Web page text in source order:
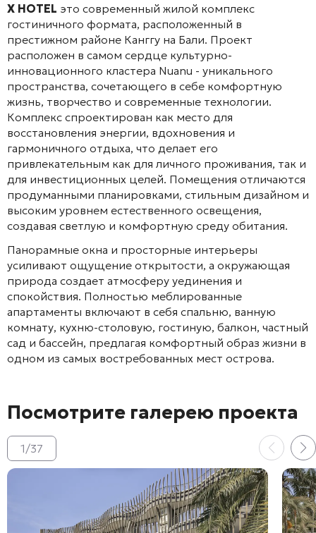
X HOTEL это современный жилой комплекс
гостиничного формата, расположенный в
престижном районе Канггу на Бали. Проект
расположен в самом сердце культурно-
инновационного кластера Nuanu - уникального
пространства, сочетающего в себе комфортную
жизнь, творчество и современные технологии.
Комплекс спроектирован как место для
восстановления энергии, вдохновения и
гармоничного отдыха, что делает его
привлекательным как для личного проживания, так и
для инвестиционных целей. Помещения отличаются
продуманными планировками, стильным дизайном и
высоким уровнем естественного освещения,
создавая светлую и комфортную среду обитания.
Панорамные окна и просторные интерьеры
усиливают ощущение открытости, а окружающая
природа создает атмосферу уединения и
спокойствия. Полностью меблированные
апартаменты включают в себя спальню, ванную
комнату, кухню-столовую, гостиную, балкон, частный
сад и бассейн, предлагая комфортный образ жизни в
одном из самых востребованных мест острова.
Посмотрите галерею проекта
1/37